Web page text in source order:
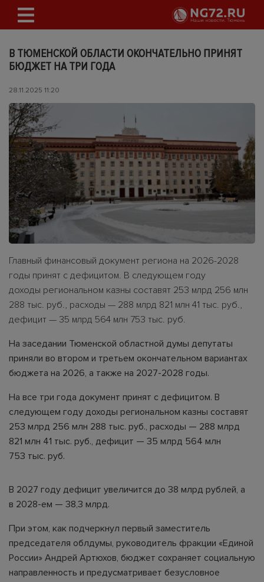
В ТЮМЕНСКОЙ ОБЛАСТИ ОКОНЧАТЕЛЬНО ПРИНЯТ
БЮДЖЕТ НА ТРИ ГОДА
28.11.2025 11:20
Главный финансовый документ региона на 2026-2028
годы принят с дефицитом. В следующем году
доходы региональном казны составят 253 млрд 256 млн
288 тыс. руб., расходы — 288 млрд 821 млн 41 тыс. руб.,
дефицит — 35 млрд 564 млн 753 тыс. руб.
На заседании Тюменской областной думы депутаты
приняли во втором и третьем окончательном вариантах
бюджета на 2026, а также на 2027-2028 годы.
На все три года документ принят с дефицитом. В
следующем году доходы региональном казны составят
253 млрд 256 млн 288 тыс. руб., расходы — 288 млрд
821 млн 41 тыс. руб., дефицит — 35 млрд 564 млн
753 тыс. руб.
В 2027 году дефицит увеличится до 38 млрд рублей, а
в 2028-ем — 38,3 млрд.
При этом, как подчеркнул первый заместитель
председателя облдумы, руководитель фракции «Единой
России» Андрей Артюхов, бюджет сохраняет социальную
направленность и предусматривает безусловное